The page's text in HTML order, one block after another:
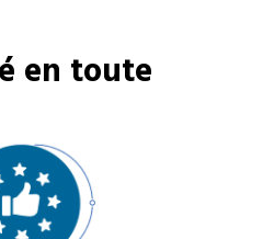
en toute